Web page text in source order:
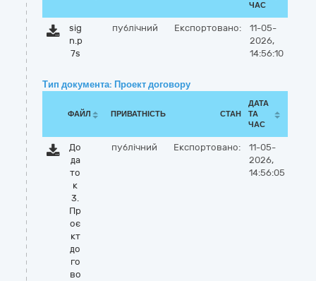
ЧАС
sig
n.p
7s
публічний Експортовано:
11-05-
2026,
14:56:10
Тип документа: Проект договору
ФАЙЛ ПРИВАТНІСТЬ СТАН
ДАТА
ТА
ЧАС
До
да
то
к
3.
Пр
оє
кт
до
го
во
публічний Експортовано:
11-05-
2026,
14:56:05